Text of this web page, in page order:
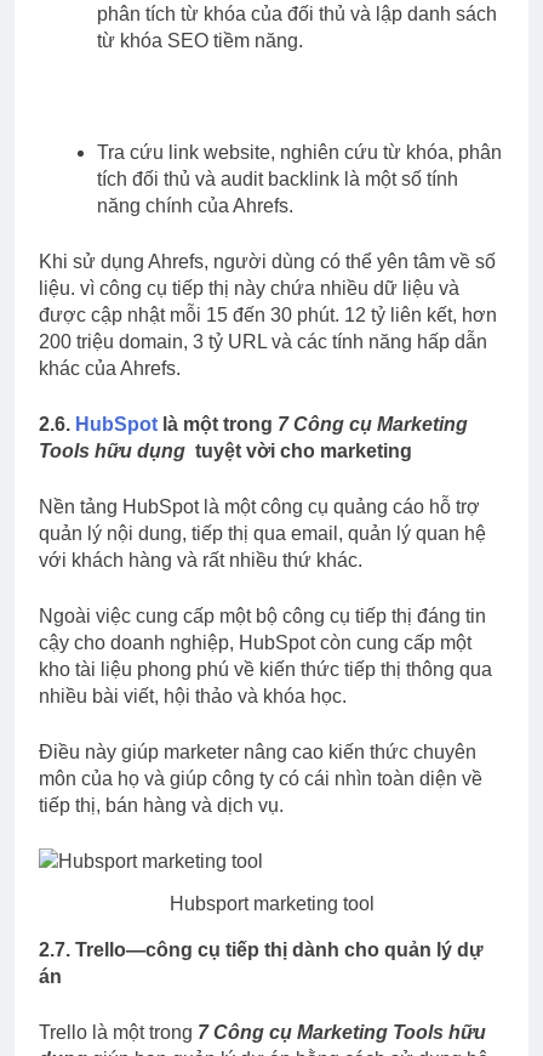
phân tích từ khóa của đối thủ và lập danh sách
từ khóa SEO tiềm năng.
Tra cứu link website, nghiên cứu từ khóa, phân
tích đối thủ và audit backlink là một số tính
năng chính của Ahrefs.
Khi sử dụng Ahrefs, người dùng có thể yên tâm về số
liệu. vì công cụ tiếp thị này chứa nhiều dữ liệu và
được cập nhật mỗi 15 đến 30 phút. 12 tỷ liên kết, hơn
200 triệu domain, 3 tỷ URL và các tính năng hấp dẫn
khác của Ahrefs.
2.6. HubSpot là một trong 7 Công cụ Marketing
Tools hữu dụng tuyệt vời cho marketing
Nền tảng HubSpot là một công cụ quảng cáo hỗ trợ
quản lý nội dung, tiếp thị qua email, quản lý quan hệ
với khách hàng và rất nhiều thứ khác.
Ngoài việc cung cấp một bộ công cụ tiếp thị đáng tin
cậy cho doanh nghiệp, HubSpot còn cung cấp một
kho tài liệu phong phú về kiến thức tiếp thị thông qua
nhiều bài viết, hội thảo và khóa học.
Điều này giúp marketer nâng cao kiến thức chuyên
môn của họ và giúp công ty có cái nhìn toàn diện về
tiếp thị, bán hàng và dịch vụ.
Hubsport marketing tool
2.7. Trello—công cụ tiếp thị dành cho quản lý dự
án
Trello là một trong 7 Công cụ Marketing Tools hữu